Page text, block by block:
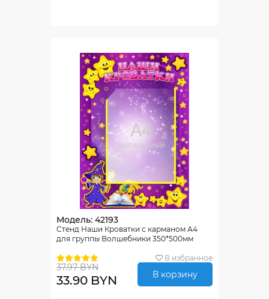
Модель: 42193
Стенд Наши Кроватки с карманом А4
для группы Волшебники 350*500мм
В избранное
37.97 BYN
33.90 BYN В корзину